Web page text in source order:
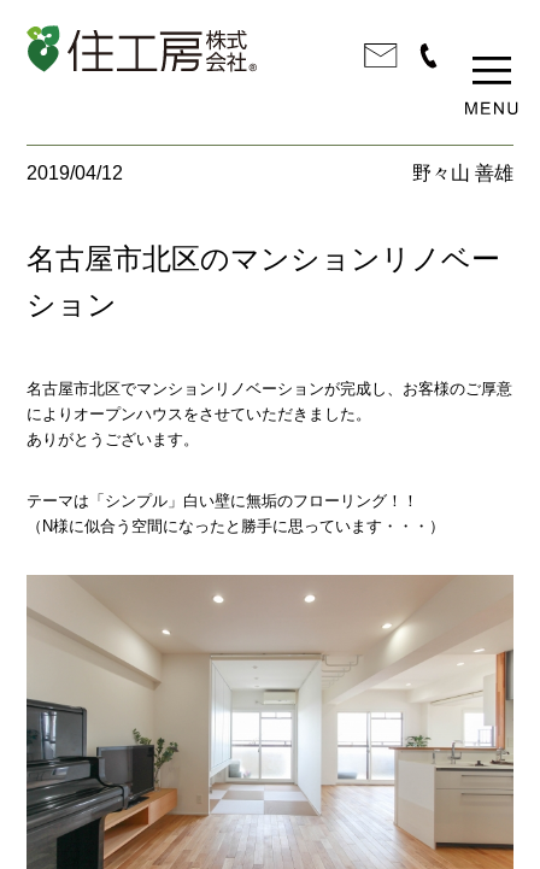
2019/04/12 野々山 善雄
名古屋市北区のマンションリノベー
ション
名古屋市北区でマンションリノベーションが完成し、お客様のご厚意
によりオープンハウスをさせていただきました。
ありがとうございます。
テーマは「シンプル」白い壁に無垢のフローリング！！
（N様に似合う空間になったと勝手に思っています・・・）